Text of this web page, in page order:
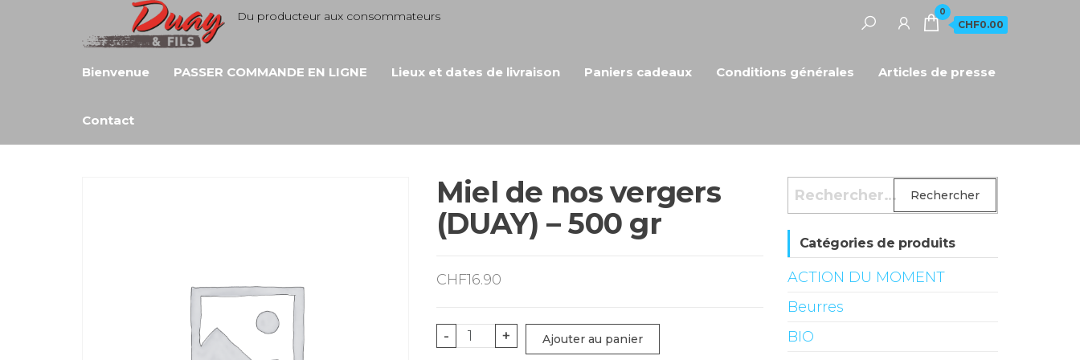
Du producteur aux consommateurs 0
CHF0.00
Bienvenue PASSER COMMANDE EN LIGNE Lieux et dates de livraison Paniers cadeaux Conditions générales Articles de presse
Contact
Miel de nos vergers
(DUAY) – 500 gr
CHF16.90
-
quantité
+ Ajouter au panier
Rechercher :
Catégories de produits
ACTION DU MOMENT
Beurres
BIO